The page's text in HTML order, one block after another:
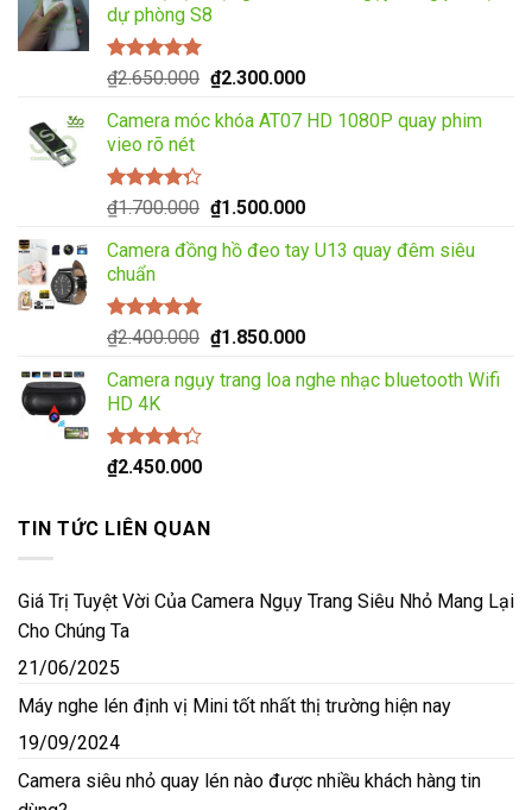
₫2.200.000.
dự phòng S8
Được xếp
hạng
sao
₫2.650.000 Giá
là:
₫2.300.000Giá
tại
Camera móc khóa AT07 HD 1080P quay phim
vieo rõ nét
Được xếp
hạng
5 sao
₫1.700.000 Giá
là:
₫1.500.000Giá
tại
Camera đồng hồ đeo tay U13 quay đêm siêu
chuẩn
Được xếp
hạng
sao
₫2.400.000 Giá
là:
₫1.850.000Giá
tại
Camera ngụy trang loa nghe nhạc bluetooth Wifi
HD 4K
Được xếp
hạng
₫2.450.000
TIN TỨC LIÊN QUAN
Giá Trị Tuyệt Vời Của Camera Ngụy Trang Siêu Nhỏ Mang Lại
Cho Chúng Ta
21/06/2025
Máy nghe lén định vị Mini tốt nhất thị trường hiện nay
19/09/2024
Camera siêu nhỏ quay lén nào được nhiều khách hàng tin